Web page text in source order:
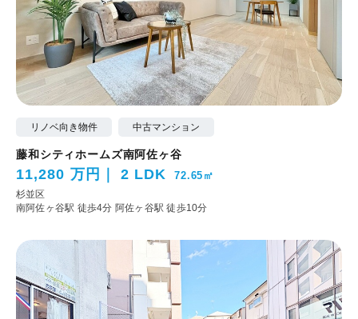
リノベ向き物件 中古マンション
藤和シティホームズ南阿佐ヶ谷
11,280 万円 2 LDK 72.65㎡
杉並区
南阿佐ヶ谷駅 徒歩4分 阿佐ヶ谷駅 徒歩10分